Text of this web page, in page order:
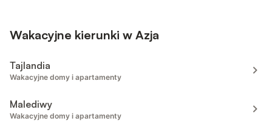
Wakacyjne kierunki w Azja
Tajlandia
Wakacyjne domy i apartamenty
Malediwy
Wakacyjne domy i apartamenty